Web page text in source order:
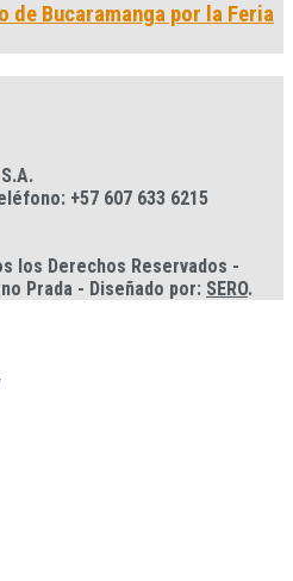
de Bucaramanga por la Feria
+57 607 633 6215
los Derechos Reservados -
Prada - Diseñado por: SERO.